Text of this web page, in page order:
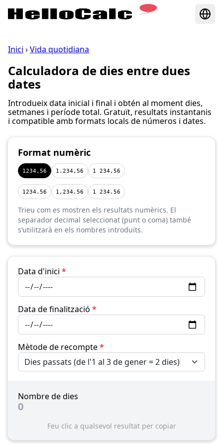
Inici ›Vida quotidiana
Calculadora de dies entre dues
dates
Introdueix data inicial i final i obtén al moment dies,
setmanes i període total. Gratuït, resultats instantanis
i compatible amb formats locals de números i dates.
Format numèric
1234,56 1.234,56 1 234,56
1234.56 1,234.56 1 234.56
Trieu com es mostren els resultats numèrics. El
separador decimal seleccionat (punt o coma) també
s’utilitzarà en els nombres introduïts.
Data d'inici *
Data de finalització *
Mètode de recompte*
Nombre de dies
0
Feu clic a qualsevol resultat per copiar